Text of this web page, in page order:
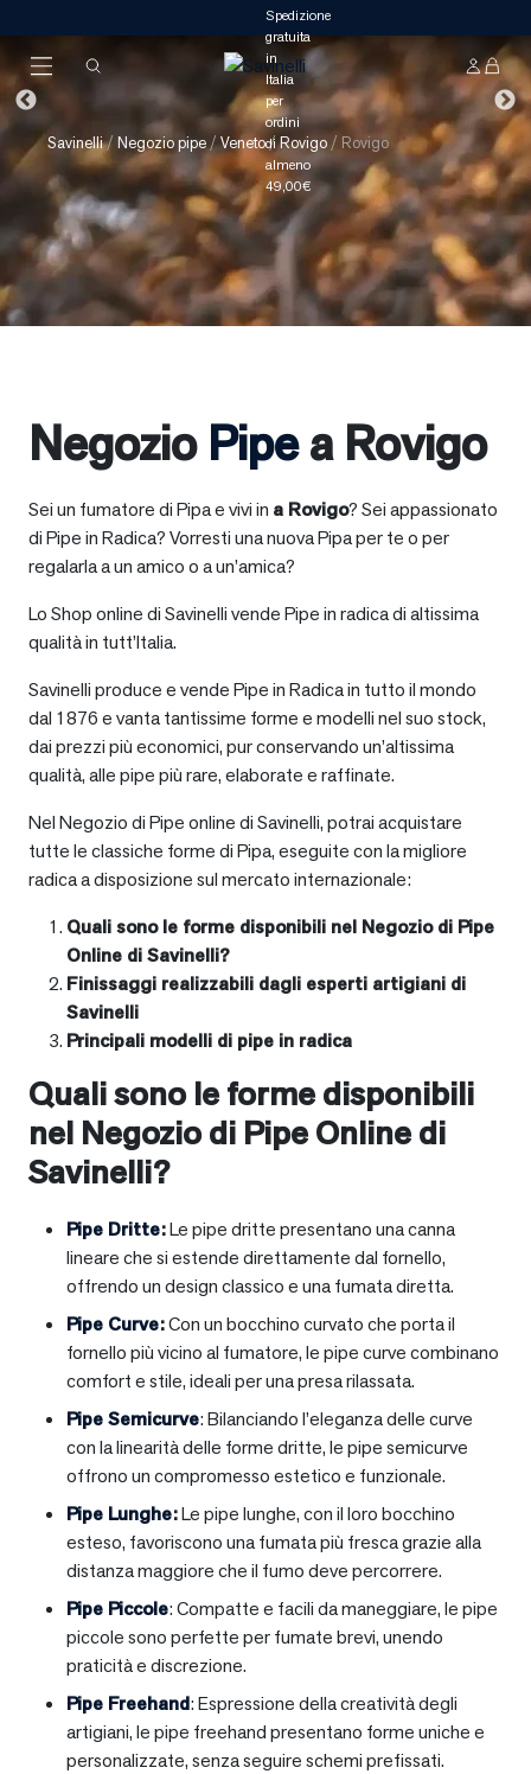
Savinelli/ Negozio pipe/Veneto/Rovigo / Rovigo
Negozio Pipea Rovigo
Sei un fumatore di Pipa e vivi in a Rovigo? Sei appassionato
di Pipe in Radica? Vorresti una nuova Pipa per te o per
regalarla a un amico o a un’amica?
Lo Shop online di Savinelli vende Pipe in radica di altissima
qualità in tutt’Italia.
Savinelli produce e vende Pipe in Radica in tutto il mondo
dal 1876 e vanta tantissime forme e modelli nel suo stock,
dai prezzi più economici, pur conservando un’altissima
qualità, alle pipe più rare, elaborate e raffinate.
Nel Negozio di Pipe online di Savinelli, potrai acquistare
tutte le classiche forme di Pipa, eseguite con la migliore
radica a disposizione sul mercato internazionale:
Quali sono le forme disponibili nel Negozio di Pipe
Online di Savinelli?
Finissaggi realizzabili dagli esperti artigiani di
Savinelli
Principali modelli di pipe in radica
Quali sono le forme disponibili
nel Negozio di Pipe Online di
Savinelli?
Pipe Dritte:Le pipe dritte presentano una canna
lineare che si estende direttamente dal fornello,
offrendo un design classico e una fumata diretta.
Pipe Curve:Con un bocchino curvato che porta il
fornello più vicino al fumatore, le pipe curve combinano
comfort e stile, ideali per una presa rilassata.
Pipe Semicurve: Bilanciando l’eleganza delle curve
con la linearità delle forme dritte, le pipe semicurve
offrono un compromesso estetico e funzionale.
Pipe Lunghe:Le pipe lunghe, con il loro bocchino
esteso, favoriscono una fumata più fresca grazie alla
distanza maggiore che il fumo deve percorrere.
Pipe Piccole: Compatte e facili da maneggiare, le pipe
piccole sono perfette per fumate brevi, unendo
praticità e discrezione.
Pipe Freehand: Espressione della creatività degli
artigiani, le pipe freehand presentano forme uniche e
personalizzate, senza seguire schemi prefissati.